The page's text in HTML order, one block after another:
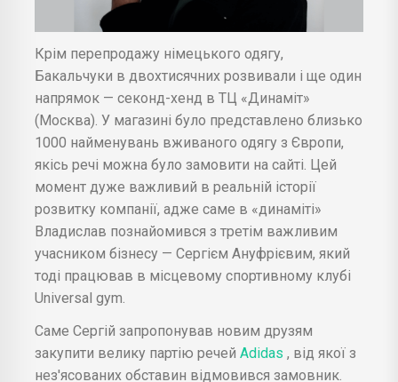
Крім перепродажу німецького одягу,
Бакальчуки в двохтисячних розвивали і ще один
напрямок — секонд-хенд в ТЦ «Динаміт»
(Москва). У магазині було представлено близько
1000 найменувань вживаного одягу з Європи,
якісь речі можна було замовити на сайті. Цей
момент дуже важливий в реальній історії
розвитку компанії, адже саме в «динаміті»
Владислав познайомився з третім важливим
учасником бізнесу — Сергієм Ануфрієвим, який
тоді працював в місцевому спортивному клубі
Universal gym.
Саме Сергій запропонував новим друзям
закупити велику партію речей Adidas , від якої з
нез'ясованих обставин відмовився замовник.